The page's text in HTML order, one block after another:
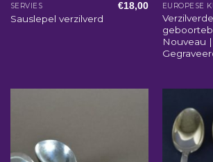
SERVIES
Sauslepel verzilverd
€18,00 EUROPESE
Verzilverde
Nouveau |